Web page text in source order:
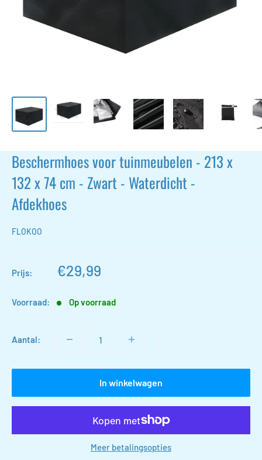
Beschermhoes voor tuinmeubelen - 213 x
132 x 74 cm - Zwart - Waterdicht -
Afdekhoes
FLOKOO
Prijs: Actieprijs
€29,99
Voorraad: Op voorraad
Aantal:
In winkelwagen
Meer betalingsopties